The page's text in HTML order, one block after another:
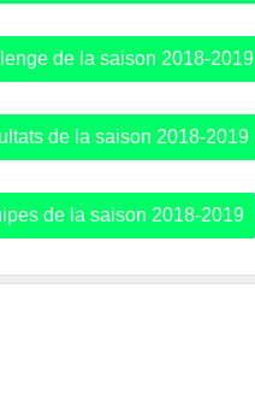
de la saison 2018-2019
de la saison 2018-2019
de la saison 2018-2019